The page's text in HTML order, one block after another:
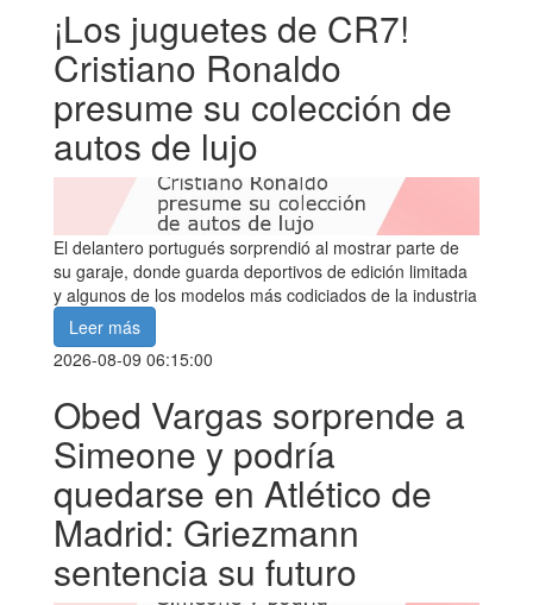
¡Los juguetes de CR7!
Cristiano Ronaldo
presume su colección de
autos de lujo
El delantero portugués sorprendió al mostrar parte de
su garaje, donde guarda deportivos de edición limitada
y algunos de los modelos más codiciados de la industria
Leer más
2026-08-09 06:15:00
Obed Vargas sorprende a
Simeone y podría
quedarse en Atlético de
Madrid: Griezmann
sentencia su futuro